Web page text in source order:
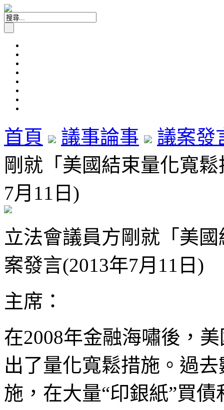
首頁 議事論事
議案發
剛就「美國結束量化寬
7月11日)
立法會議員方剛就「美
案發言(2013年7月11日)
主席：
在2008年金融海嘯後，
出了量化寬鬆措施。過
施，在大量“印銀紙”買